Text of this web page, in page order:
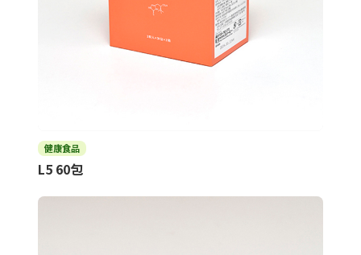
健康食品
L5 60包